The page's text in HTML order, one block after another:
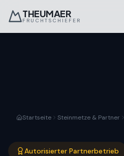
THEUMAER
FRUCHTSCHIEFER
Startseite Steinmetze & Partner
Autorisierter Partnerbetrieb